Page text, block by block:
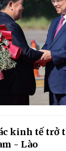
kinh tế trở
- Lào